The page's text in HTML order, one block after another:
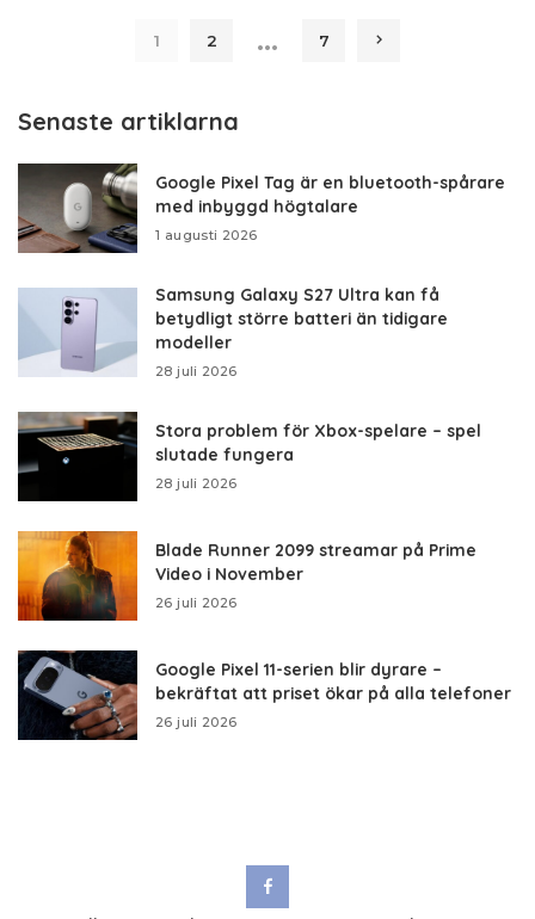
1 2 … 7
Senaste artiklarna
Google Pixel Tag är en bluetooth-spårare
med inbyggd högtalare
1 augusti 2026
Samsung Galaxy S27 Ultra kan få
betydligt större batteri än tidigare
modeller
28 juli 2026
Stora problem för Xbox-spelare – spel
slutade fungera
28 juli 2026
Blade Runner 2099 streamar på Prime
Video i November
26 juli 2026
Google Pixel 11-serien blir dyrare –
bekräftat att priset ökar på alla telefoner
26 juli 2026